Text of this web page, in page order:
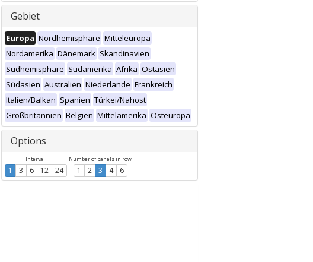
Gebiet
Europa Nordhemisphäre Mitteleuropa
Nordamerika Dänemark Skandinavien
Südhemisphäre Südamerika Afrika Ostasien
Südasien Australien Niederlande Frankreich
Italien/Balkan Spanien Türkei/Nahost
Großbritannien Belgien Mittelamerika Osteuropa
Options
Intervall
1 3 6 12 24
Number of panels in row
1 2 3 4 6